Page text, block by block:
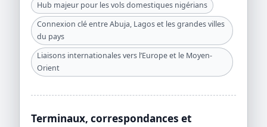
Hub majeur pour les vols domestiques nigérians
Connexion clé entre Abuja, Lagos et les grandes villes
du pays
Liaisons internationales vers l’Europe et le Moyen-
Orient
Terminaux, correspondances et